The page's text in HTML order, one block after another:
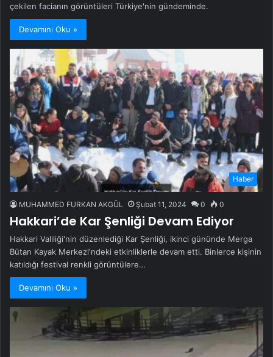
çekilen facianın görüntüleri Türkiye'nin gündeminde.
Devamını Oku »
Haber
MUHAMMED FURKAN AKGÜL Şubat 11, 2024 0 0
Hakkari’de Kar Şenliği Devam Ediyor
Hakkari Valiliği'nin düzenlediği Kar Şenliği, ikinci gününde Merga
Bütan Kayak Merkezi'ndeki etkinliklerle devam etti. Binlerce kişinin
katıldığı festival renkli görüntülere…
Devamını Oku »